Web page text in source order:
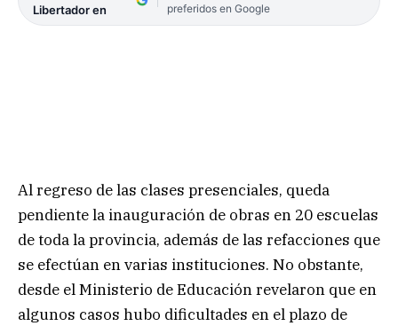
Libertador en
preferidos en Google
Al regreso de las clases presenciales, queda
pendiente la inauguración de obras en 20 escuelas
de toda la provincia, además de las refacciones que
se efectúan en varias instituciones. No obstante,
desde el Ministerio de Educación revelaron que en
algunos casos hubo dificultades en el plazo de